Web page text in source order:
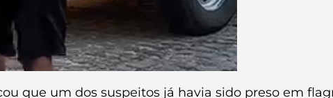
que um dos suspeitos já havia sido preso em